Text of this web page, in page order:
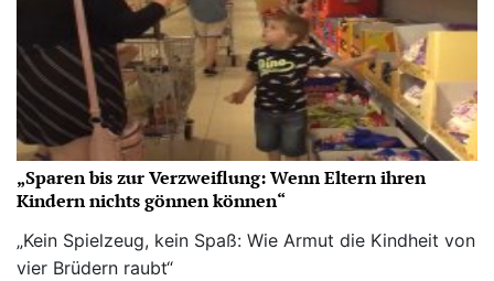
„Sparen bis zur Verzweiflung: Wenn Eltern ihren
Kindern nichts gönnen können“
„Kein Spielzeug, kein Spaß: Wie Armut die Kindheit von
vier Brüdern raubt“